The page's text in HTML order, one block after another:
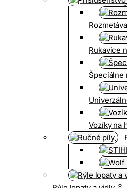
Rukavice
Špeciálne
Vozíky na